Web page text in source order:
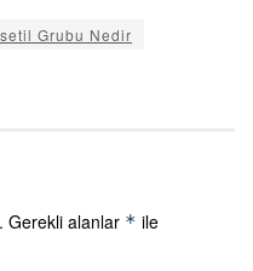
Grubu Nedir
Gerekli alanlar * ile